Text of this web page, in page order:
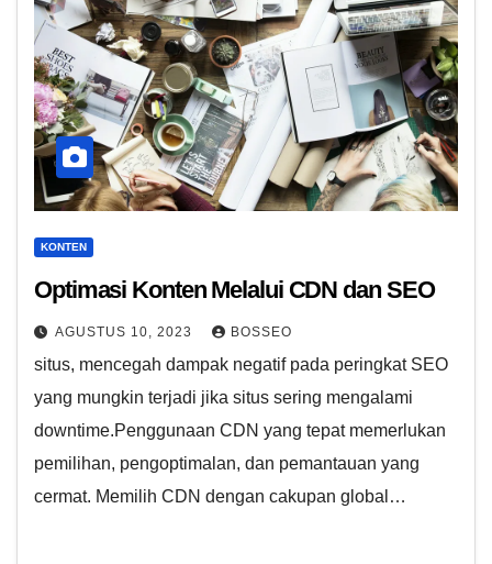
KONTEN
Optimasi Konten Melalui CDN dan SEO
AGUSTUS 10, 2023 BOSSEO
situs, mencegah dampak negatif pada peringkat SEO
yang mungkin terjadi jika situs sering mengalami
downtime.Penggunaan CDN yang tepat memerlukan
pemilihan, pengoptimalan, dan pemantauan yang
cermat. Memilih CDN dengan cakupan global…